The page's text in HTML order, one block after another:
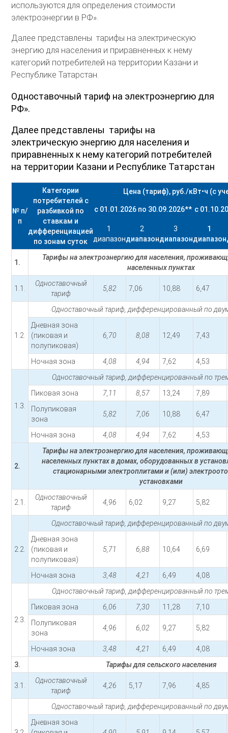
используются для определения стоимости
электроэнергии в РФ».
Далее представлены тарифы на электрическую
энергию для населения и приравненных к нему
категорий потребителей на территории Казани и
Республике Татарстан.
Одноставочный тариф на электроэнергию для
РФ».
Далее представлены тарифы на
электрическую энергию для населения и
приравненных к нему категорий потребителей
на территории Казани и Республике Татарстан
№ п/
п
Категории
потребителей с
разбивкой по
ставкам и
дифференциацией
по зонам суток
Цена (тариф), руб./кВт•ч (с
с 01.01.2026 по 30.09.2026** с
1
диапазон
2
диапазон
3
диапазон
1
диапазон
1.
Тарифы на электроэнергию для населения,
населенных пунктах
1.1.
Одноставочный
тариф
5,82 7,06 10,88 6,47
1.2.
Одноставочный тариф, дифференцированный по
Дневная зона
(пиковая и
полупиковая)
6,70 8,08 12,49 7,43
Ночная зона 4,08 4,94 7,62 4,53
1.3.
Одноставочный тариф, дифференцированный по
Пиковая зона
7,11 8,57 13,24
7,89
Полупиковая
зона
5,82 7,06 10,88 6,47
Ночная зона 4,08 4,94 7,62 4,53
2.
Тарифы на электроэнергию для населения,
населенных пунктах в домах, оборудованных в
стационарными электроплитами и (или)
установками
2.1.
Одноставочный
тариф
4,96 6,02 9,27 5,82
2.2.
Одноставочный тариф, дифференцированный по
Дневная зона
(пиковая и
полупиковая)
5,71 6,88 10,64 6,69
Ночная зона 3,48 4,21 6,49 4,08
2.3.
Одноставочный тариф, дифференцированный по
Пиковая зона
6,06 7,30 11,28
7,10
Полупиковая
зона
4,96 6,02 9,27 5,82
Ночная зона 3,48 4,21 6,49
4,08
3.
Тарифы для сельского населения
3.1.
Одноставочный
тариф
4,26 5,17 7,96 4,85
Одноставочный тариф, дифференцированный по
Дневная зона